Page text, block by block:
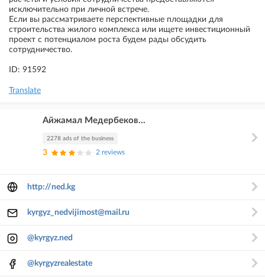
исключительно при личной встрече.
Если вы рассматриваете перспективные площадки для
строительства жилого комплекса или ищете инвестиционный
проект с потенциалом роста будем рады обсудить
сотрудничество.
ID: 91592
Translate
Айжамал Медербеков...
2278 ads of the business
3 2 reviews
http://ned.kg
kyrgyz_nedvijimost@mail.ru
@kyrgyz.ned
@kyrgyzrealestate